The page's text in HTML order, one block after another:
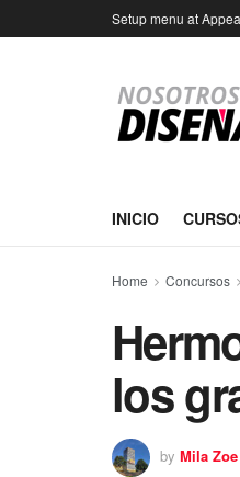
Setup menu at
INICIO
Home Concursos
los
by Mila Zoe